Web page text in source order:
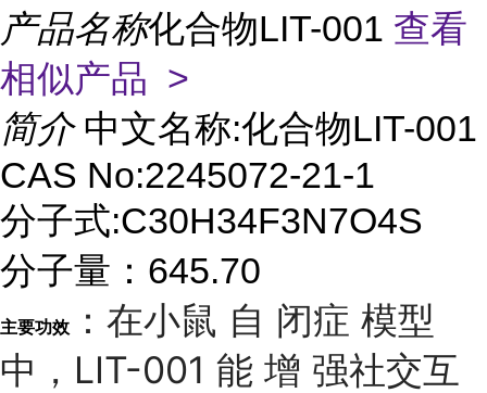
产品名称化合物LIT-001 查看
相似产品 >
简介 中文名称:化合物LIT-001
CAS No:2245072-21-1
分子式:C30H34F3N7O4S
分子量：645.70
主要功效
：在小鼠 自 闭症 模型
中，LIT-001 能 增 强社交互